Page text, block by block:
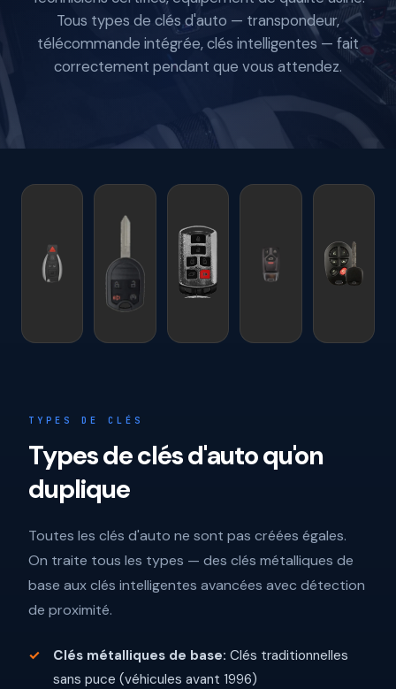
Tous types de clés d'auto — transpondeur,
télécommande intégrée, clés intelligentes — fait
correctement pendant que vous attendez.
TYPES DE CLÉS
Types de clés d'auto qu'on
duplique
Toutes les clés d'auto ne sont pas créées égales.
On traite tous les types — des clés métalliques de
base aux clés intelligentes avancées avec détection
de proximité.
Clés métalliques de base: Clés traditionnelles
sans puce (véhicules avant 1996)